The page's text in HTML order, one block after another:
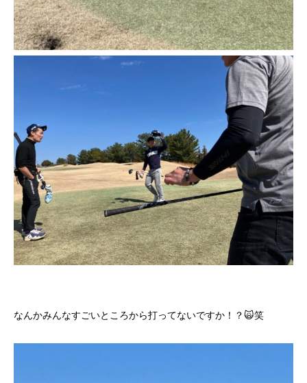
なんかみんなすごいところから打ってないですか！？🙀笑